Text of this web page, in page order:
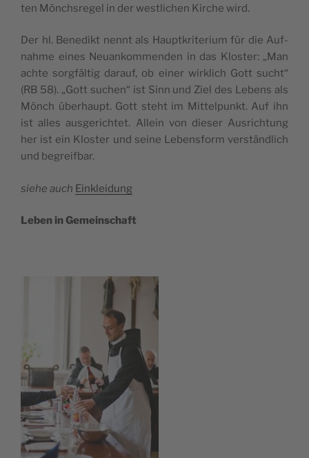
ten Mönchs­re­gel in der west­li­chen Kir­che wird.
Der hl. Bene­dikt nennt als Haupt­kri­te­ri­um für die Auf­
nah­me eines Neu­an­kom­men­den in das Klos­ter: „Man
ach­te sorg­fäl­tig dar­auf, ob einer wirk­lich Gott sucht“
(RB 58). „Gott suchen“ ist Sinn und Ziel des Lebens als
Mönch über­haupt. Gott steht im Mit­tel­punkt. Auf ihn
ist alles aus­ge­rich­tet. Allein von die­ser Aus­rich­tung
her ist ein Klos­ter und sei­ne Lebens­form ver­ständ­lich
und begreifbar.
sie­he auch Ein­klei­dung
Leben in Gemeinschaft